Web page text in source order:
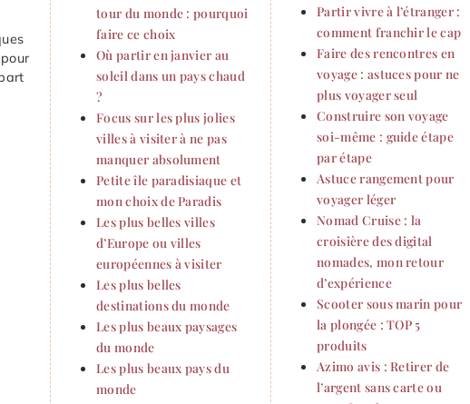
tour du monde : pourquoi
faire ce choix
Où partir en janvier au
soleil dans un pays chaud
?
Focus sur les plus jolies
villes à visiter à ne pas
manquer absolument
Petite île paradisiaque et
mon choix de Paradis
Les plus belles villes
d’Europe ou villes
européennes à visiter
Les plus belles
destinations du monde
Les plus beaux paysages
du monde
Les plus beaux pays du
monde
Partir vivre à l’étranger :
comment franchir le cap
Faire des rencontres en
voyage : astuces pour ne
plus voyager seul
Construire son voyage
soi-même : guide étape
par étape
Astuce rangement pour
voyager léger
Nomad Cruise : la
croisière des digital
nomades, mon retour
d’expérience
Scooter sous marin pour
la plongée : TOP 5
produits
Azimo avis : Retirer de
l’argent sans carte ou